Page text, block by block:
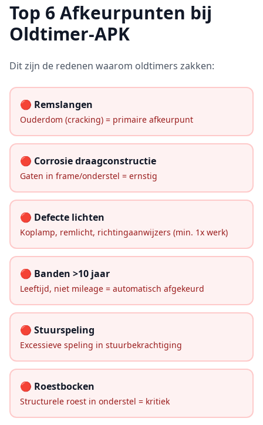
Top 6 Afkeurpunten bij
Oldtimer-APK
Dit zijn de redenen waarom oldtimers zakken:
🔴 Remslangen
Ouderdom (cracking) = primaire afkeurpunt
🔴 Corrosie draagconstructie
Gaten in frame/onderstel = ernstig
🔴 Defecte lichten
Koplamp, remlicht, richtingaanwijzers (min. 1x werk)
🔴 Banden >10 jaar
Leeftijd, niet mileage = automatisch afgekeurd
🔴 Stuurspeling
Excessieve speling in stuurbekrachtiging
🔴 Roestbocken
Structurele roest in onderstel = kritiek